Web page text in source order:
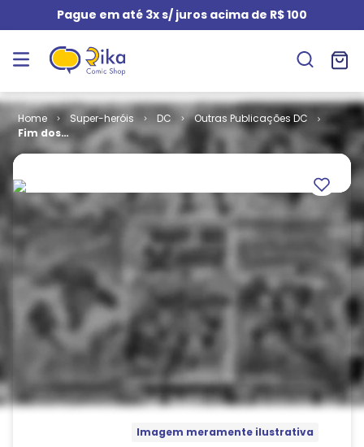
Pague em até 3x s/ juros acima de R$ 100
Super-heróis DC
Outras Publicações DC
Fim dos
Tempos # 10
Imagem meramente ilustrativa